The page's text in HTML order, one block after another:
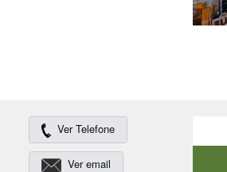
Ver Telefone
Ver email